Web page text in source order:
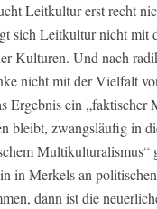
Leitkultur erst recht
sich Leitkultur nicht mit
Kulturen. Und nach
nicht mit der Vielfalt
Ergebnis ein
bleibt, zwangsläufig in
Multikulturalismus“
in Merkels an
dann ist die